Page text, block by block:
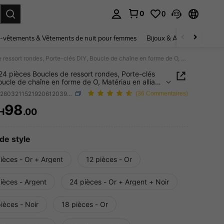
0 0
vêtements & Vêtements de nuit pour femmes Bijoux & Accessoires pour
12/18/24 pièces Boucles de ressort rondes, Porte-clés DIY, Boucle de chaîne en forme de O, Matériau en alliage de zinc premium, Accessoires d'artisanat en métal durable à dégagement rapide, Convient pour les breloques de sac, les boucles d'escalade en extérieur, les porte-clés, les portefeuilles et les fermoirs multifonctionnels, Facile à ouvrir et à fermer, et anti-perte, Surface lisse
pièces Boucles de ressort rondes, Porte-clés
de chaîne en forme de O, Matériau en alliage
premium, Accessoires d'artisanat en métal
à dégagement rapide, Convient pour les
de sac, les boucles d'escalade en extérieur,
clés, les portefeuilles et les fermoirs
(36 Commentaires)
AND AVAILABILITY
98.00
style
- Or + Argent 12 pièces - Or
- Argent 24 pièces - Or + Argent + Noir
- Noir 18 pièces - Or